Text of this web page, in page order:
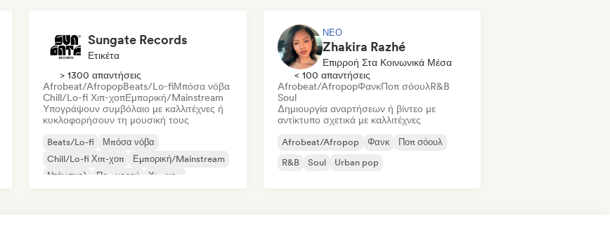
Sungate Records
Ετικέτα
> 1300 απαντήσεις
Afrobeat/AfropopBeats/Lo-fiΜπόσα νόβα
Chill/Lo-fi Χιπ-χοπΕμπορική/Mainstream
Υπογράψουν συμβόλαιο με καλλιτέχνες ή
κυκλοφορήσουν τη μουσική τους
Beats/Lo-fi
Μπόσα νόβα
Chill/Lo-fi Χιπ-χοπ
Εμπορική/Mainstream
Ντάνσχολ
Ποπ χορού
Χιπ-χοπ
ΝΈΟ
Zhakira Razhé
Επιρροή Στα Κοινωνικά Μέσα
< 100 απαντήσεις
Afrobeat/AfropopΦανκΠοπ σόουλR&B
Soul
Δημιουργία αναρτήσεων ή βίντεο με
αντίκτυπο σχετικά με καλλιτέχνες
Afrobeat/Afropop Φανκ
Ποπ σόουλ
R&B
Soul Urban pop